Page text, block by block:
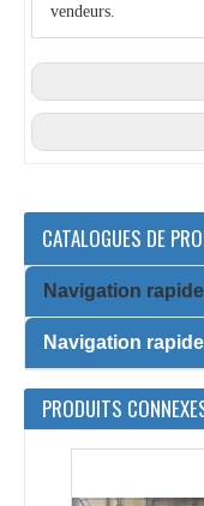
vendeurs.
CATALOGUES DE
Navigation rapide
Navigation rapide
PRODUITS